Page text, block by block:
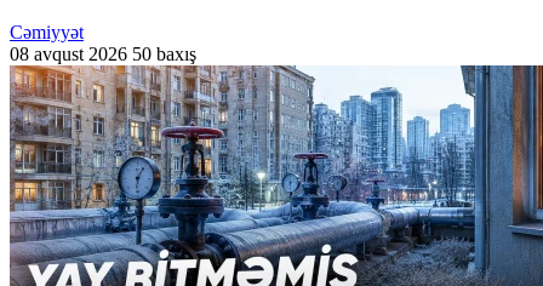
Cəmiyyət
08 avqust 2026 50 baxış